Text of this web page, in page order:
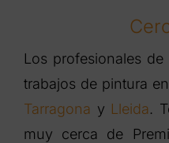
Los profesionales de
trabajos de pintura
Tarragona y Lleida.
muy cerca de